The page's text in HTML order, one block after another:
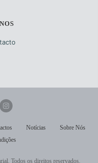
Notícias
Sobre Nós
Todos os direitos reservados.